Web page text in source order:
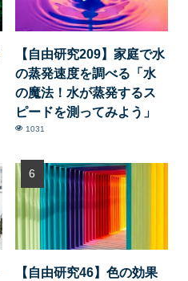
【自由研究209】家庭で水
の蒸発速度を調べる「水
の魔法！水が蒸発するス
ピードを測ってみよう」
1031
【自由研究46】色の効果